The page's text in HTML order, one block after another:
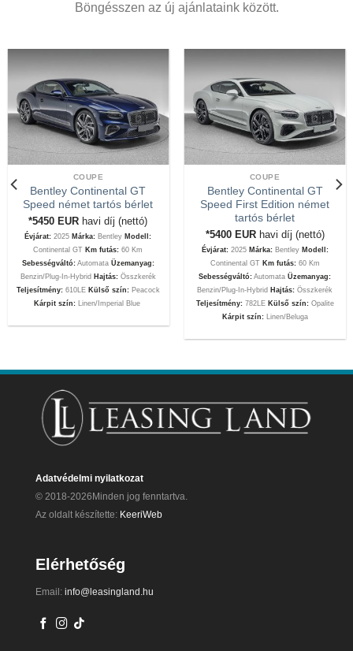
Böngésszen az új ajánlataink között.
COUPE
Bentley Continental GT
Speed német tartós bérlet
*5450 EUR havi díj (nettó)
Évjárat: 2025 Márka: Bentley Modell:
Continental GT Km futás:60 Km
Sebességváltó:Automata Üzemanyag:
Benzin/Plug-In-Hybrid Hajtás:Összkerék
Teljesítmény:610LE Külső szín: Peacock
Kárpit szín:Linen/Imperial Blue
COUPE
Bentley Continental GT
Speed First Edition német
tartós bérlet
*5400 EUR havi díj (nettó)
Évjárat:2025 Márka:Bentley Modell:
Continental GT Km futás: 60 Km
Sebességváltó: AutomataÜzemanyag:
Benzin/Plug-In-Hybrid Hajtás: Összkerék
Teljesítmény:782LE Külső szín: Opalite
Kárpit szín:Linen/Beluga
Adatvédelmi nyilatkozat
© 2018-2026Minden jog fenntartva.
Az oldalt készítette: KeeriWeb
Elérhetőség
Email: info@leasingland.hu